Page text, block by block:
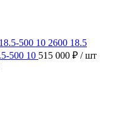
500 10 515 000 ₽ / шт